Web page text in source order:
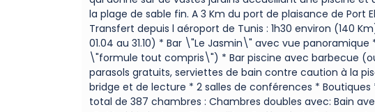
la plage de sable fin. A 3 Km du port de plaisance de Port
Transfert depuis l aéroport de Tunis : 1h30 environ (140
01.04 au 31.10) * Bar \"Le Jasmin\" avec vue
\"formule tout compris\") * Bar piscine avec barbecue
parasols gratuits, serviettes de bain contre caution à la
bridge et de lecture * 2 salles de conférences *
total de 387 chambres : Chambres doubles avec: Bain